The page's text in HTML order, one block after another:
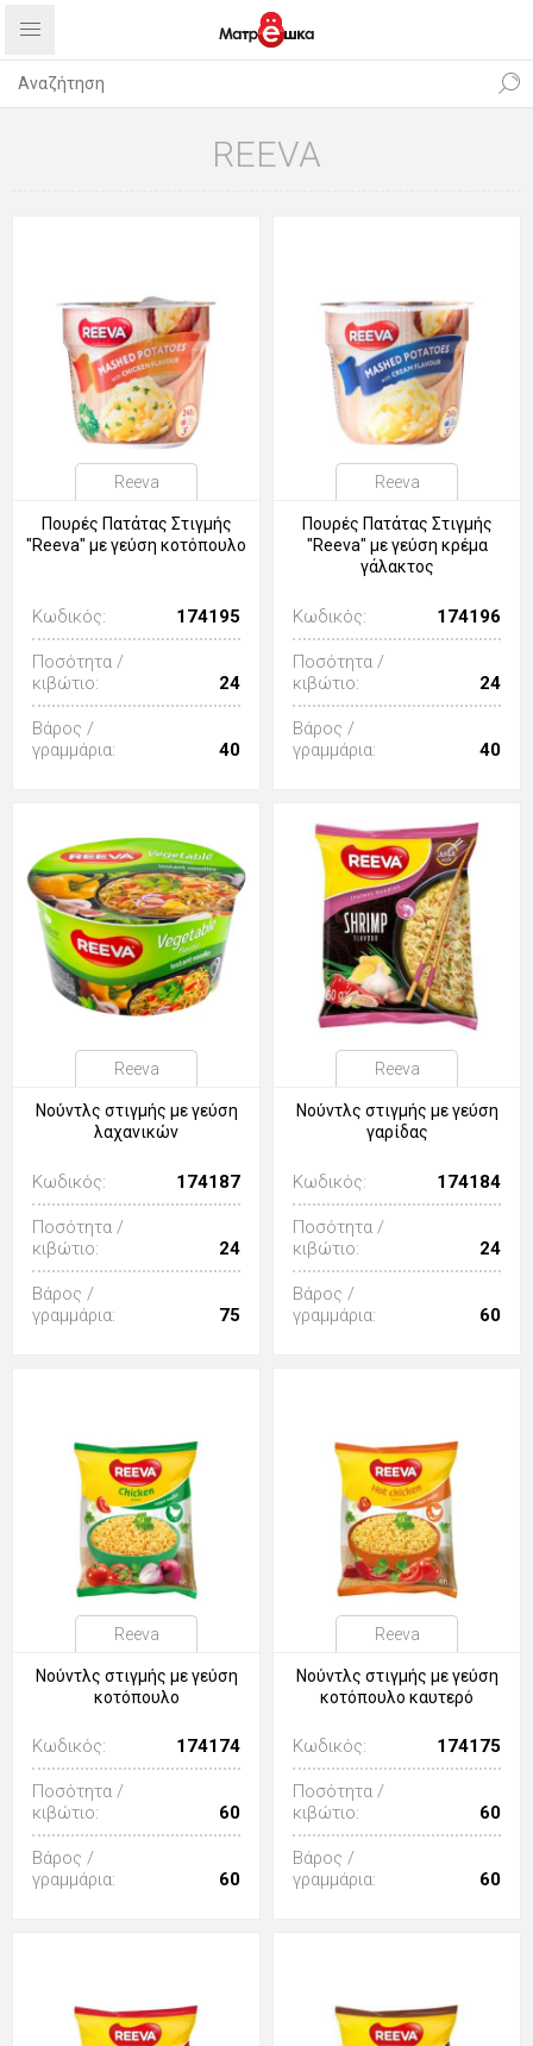
REEVA
Reeva
Πουρές Πατάτας Στιγμής
"Reeva" με γεύση κοτόπουλο
Κωδικός: 174195
Ποσότητα /
κιβώτιο:
24
Βάρος /
γραμμάρια:
40
Reeva
Πουρές Πατάτας Στιγμής
"Reeva" με γεύση κρέμα
γάλακτος
Κωδικός: 174196
Ποσότητα /
κιβώτιο:
24
Βάρος /
γραμμάρια:
40
Reeva
Νούντλς στιγμής με γεύση
λαχανικών
Κωδικός: 174187
Ποσότητα /
κιβώτιο:
24
Βάρος /
γραμμάρια:
75
Reeva
Νούντλς στιγμής με γεύση
γαρίδας
Κωδικός: 174184
Ποσότητα /
κιβώτιο:
24
Βάρος /
γραμμάρια:
60
Reeva
Νούντλς στιγμής με γεύση
κοτόπουλο
Κωδικός: 174174
Ποσότητα /
κιβώτιο:
60
Βάρος /
γραμμάρια:
60
Reeva
Νούντλς στιγμής με γεύση
κοτόπουλο καυτερό
Κωδικός: 174175
Ποσότητα /
κιβώτιο:
60
Βάρος /
γραμμάρια:
60